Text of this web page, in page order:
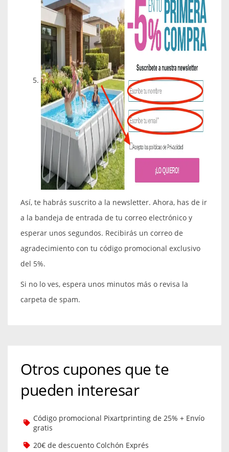
Así, te habrás suscrito a la newsletter. Ahora, has de ir
a la bandeja de entrada de tu correo electrónico y
esperar unos segundos. Recibirás un correo de
agradecimiento con tu código promocional exclusivo
del 5%.
Si no lo ves, espera unos minutos más o revisa la
carpeta de spam.
Otros cupones que te
pueden interesar
Código promocional Pixartprinting de 25% + Envío
gratis
20€ de descuento Colchón Exprés